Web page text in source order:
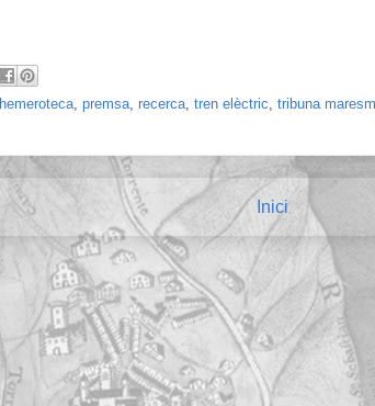
hemeroteca premsa recerca tren elèctric tribuna
Inici